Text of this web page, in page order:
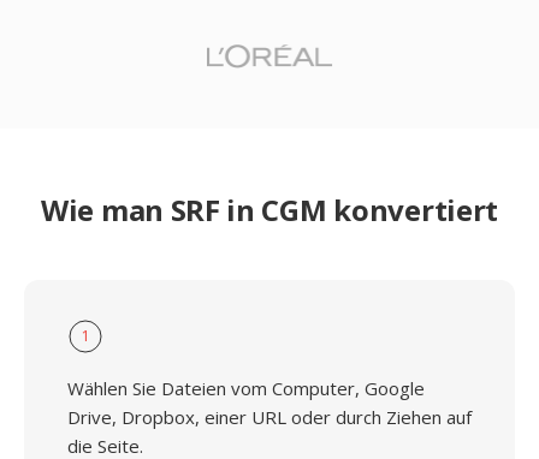
Wie man SRF in CGM konvertiert
1
Wählen Sie Dateien vom Computer, Google
Drive, Dropbox, einer URL oder durch Ziehen auf
die Seite.